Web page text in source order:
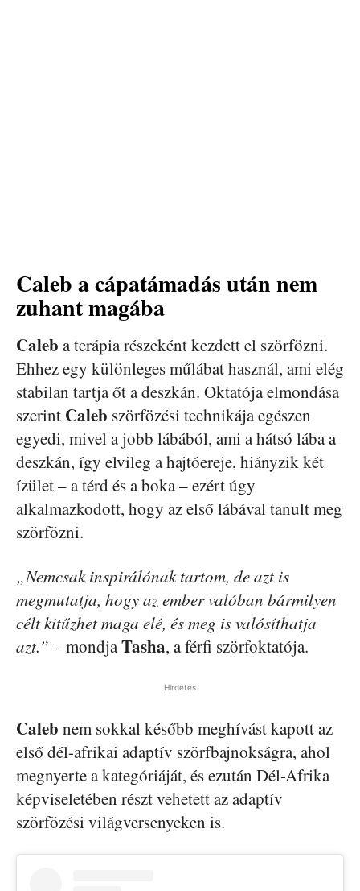
Caleb a cápatámadás után nem
zuhant magába
Caleb a terápia részeként kezdett el szörfözni.
Ehhez egy különleges műlábat használ, ami elég
stabilan tartja őt a deszkán. Oktatója elmondása
szerint Caleb szörfözési technikája egészen
egyedi, mivel a jobb lábából, ami a hátsó lába a
deszkán, így elvileg a hajtóereje, hiányzik két
ízület – a térd és a boka – ezért úgy
alkalmazkodott, hogy az első lábával tanult meg
szörfözni.
„Nemcsak inspirálónak tartom, de azt is
megmutatja, hogy az ember valóban bármilyen
célt kitűzhet maga elé, és meg is valósíthatja
azt.” – mondjaTasha, a férfi szörfoktatója.
Hirdetés
Caleb nem sokkal később meghívást kapott az
első dél-afrikai adaptív szörfbajnokságra, ahol
megnyerte a kategóriáját, és ezután Dél-Afrika
képviseletében részt vehetett az adaptív
szörfözési világversenyeken is.